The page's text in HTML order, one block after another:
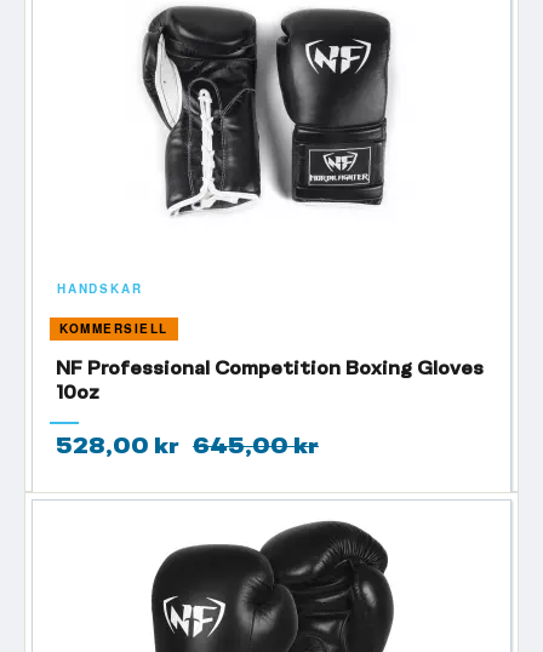
HANDSKAR
KOMMERSIELL
NF Professional Competition Boxing Gloves
10oz
528,00 kr 645,00 kr